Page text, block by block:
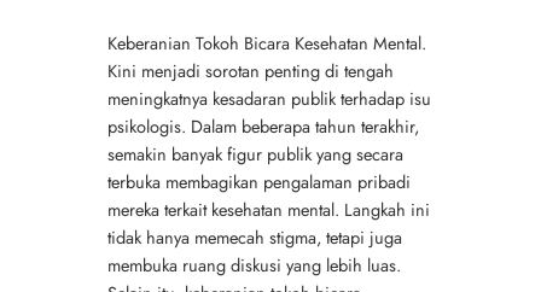
Keberanian Tokoh Bicara Kesehatan Mental.
Kini menjadi sorotan penting di tengah
meningkatnya kesadaran publik terhadap isu
psikologis. Dalam beberapa tahun terakhir,
semakin banyak figur publik yang secara
terbuka membagikan pengalaman pribadi
mereka terkait kesehatan mental. Langkah ini
tidak hanya memecah stigma, tetapi juga
membuka ruang diskusi yang lebih luas.